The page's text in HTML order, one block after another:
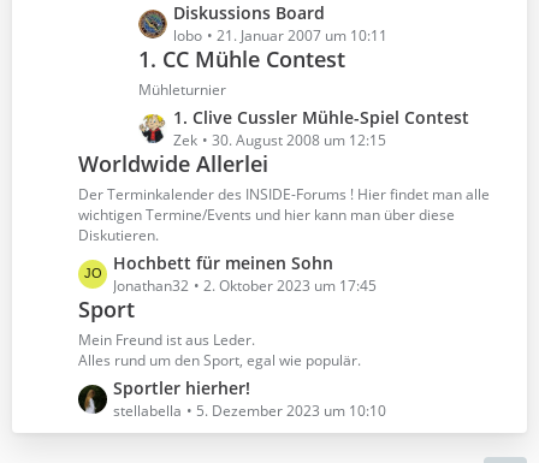
e
B
i
t
ä
g
e
L
e
t
z
e
B
i
t
ä
Diskussions Board
lobo 21. Januar 2007 um 10:11
1. CC Mühle Contest
Mühleturnier
L
e
t
z
t
e
B
e
t
r
ä
g
e
1. Clive Cussler Mühle-Spiel Contest
Zek 30. August 2008 um 12:15
Worldwide Allerlei
Der Terminkalender des INSIDE-Forums ! Hier findet man alle
wichtigen Termine/Events und hier kann man über diese
Diskutieren.
L
e
t
z
t
e
B
e
Hochbett für meinen Sohn
Jonathan32 2. Oktober 2023 um 17:45
Sport
Mein Freund ist aus Leder.
Alles rund um den Sport, egal wie populär.
L
e
t
Sportler hierher!
stellabella 5. Dezember 2023 um 10:10